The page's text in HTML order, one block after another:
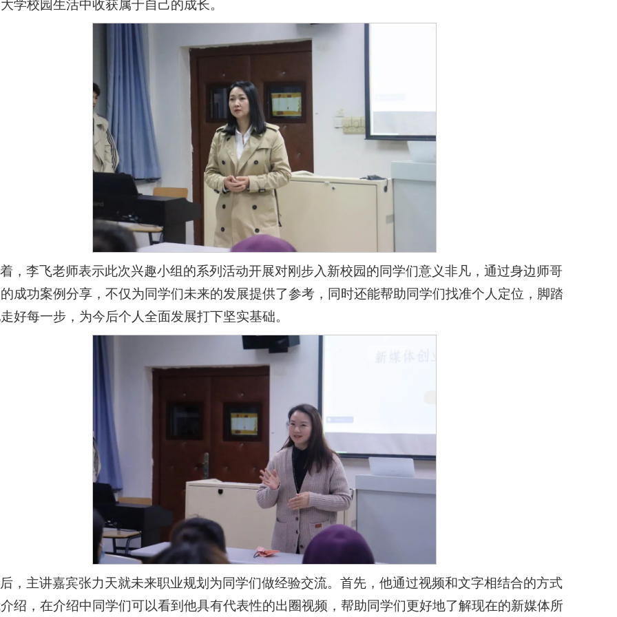
学校园生活中收获属于自己的成长。
，李飞老师表示此次兴趣小组的系列活动开展对刚步入新校园的同学们意义非凡，通过身边师哥
成功案例分享，不仅为同学们未来的发展提供了参考，同时还能帮助同学们找准个人定位，脚踏
好每一步，为今后个人全面发展打下坚实基础。
，主讲嘉宾张力天就未来职业规划为同学们做经验交流。首先，他通过视频和文字相结合的方式
绍，在介绍中同学们可以看到他具有代表性的出圈视频，帮助同学们更好地了解现在的新媒体所